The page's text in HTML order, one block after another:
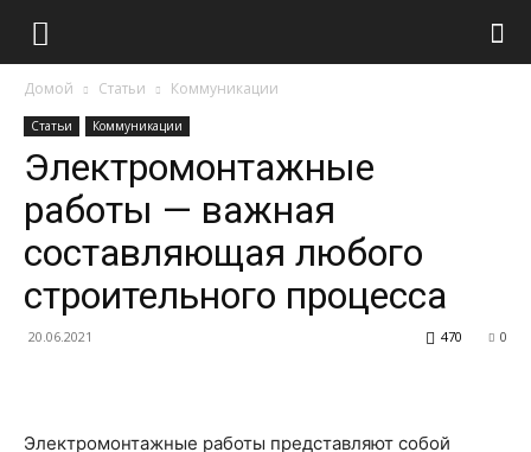
Домой Статьи Коммуникации
Статьи Коммуникации
Электромонтажные
работы — важная
составляющая любого
строительного процесса
20.06.2021 0
470
Электромонтажные работы представляют собой